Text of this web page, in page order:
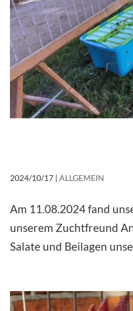
2024/10/17 |ALLGEMEIN
Am 11.08.2024 fand
unserem Zuchtfreund
Salate und Beilagen